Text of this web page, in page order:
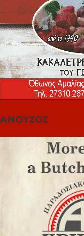
ΑΝΟΥΣΟΣ